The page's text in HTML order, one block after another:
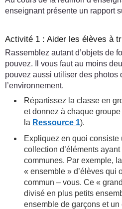
enseignant présente un rapport
Activité 1 : Aider les élèves à
Rassemblez autant d’objets de
pouvez. Il vous faut au moins
pouvez aussi utiliser des photos
l’environnement.
Répartissez la classe en
et donnez à chaque
la Ressource 1).
Expliquez en quoi consiste
collection d’éléments
communes. Par exemple,
« ensemble » d’élèves qui
commun – vous. Ce «
divisé en plus petits
ensemble de garçons et